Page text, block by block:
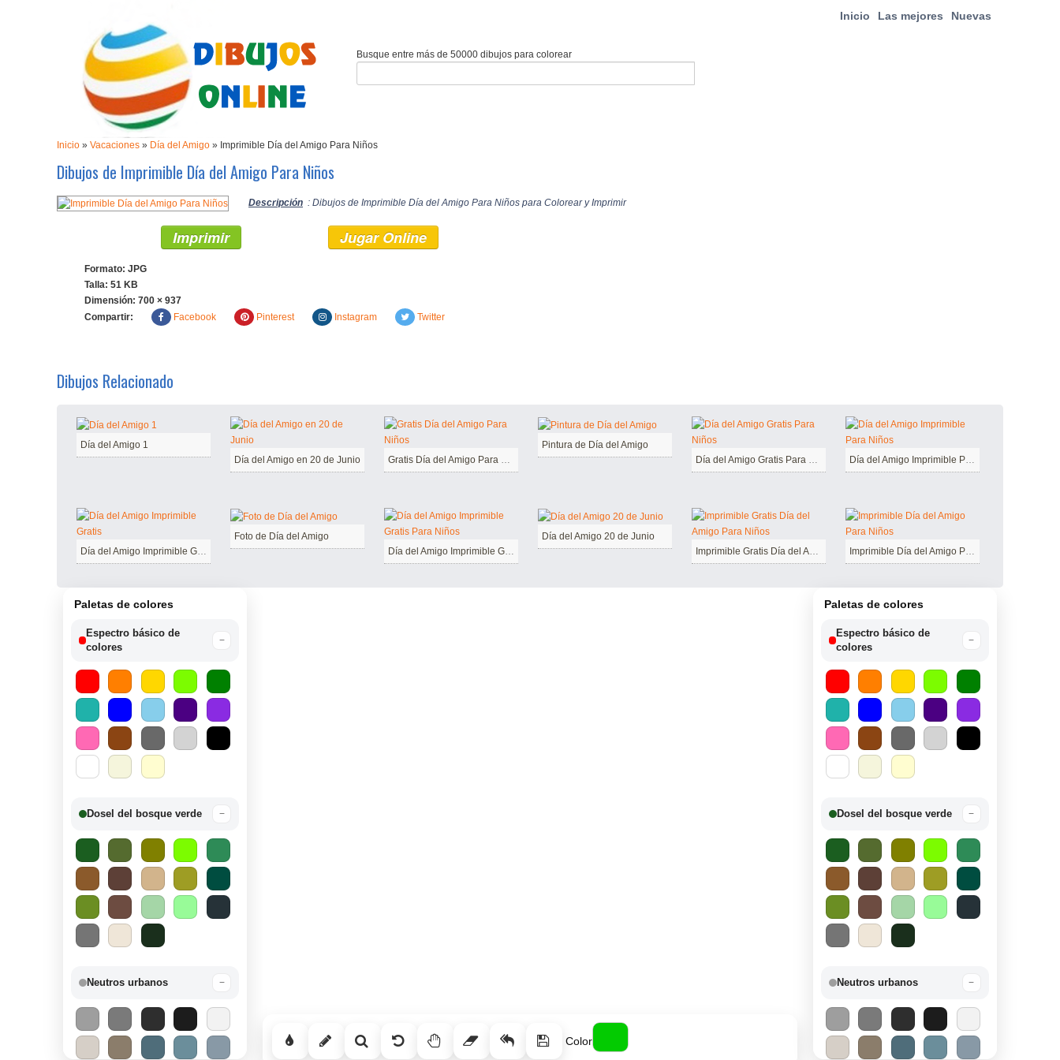
Inicio Las mejores Nuevas
Busque entre más de 50000 dibujos para colorear
Inicio » Vacaciones » Día del Amigo » Imprimible Día del Amigo Para Niños
Dibujos de Imprimible Día del Amigo Para Niños
Descripción : Dibujos de Imprimible Día del Amigo Para Niños para Colorear y Imprimir
Imprimir Jugar Online
Formato: JPG
Talla: 51 KB
Dimensión: 700 × 937
Compartir:
Facebook Pinterest Instagram Twitter
Dibujos Relacionado
Día del Amigo 1
Día del Amigo en 20 de Junio
Gratis Día del Amigo Para Niños
Pintura de Día del Amigo
Día del Amigo Gratis Para Niños
Día del Amigo Imprimible Para Niños
Día del Amigo Imprimible Gratis
Foto de Día del Amigo
Día del Amigo Imprimible Gratis Para Niños
Día del Amigo 20 de Junio
Imprimible Gratis Día del Amigo Para Niños
Imprimible Día del Amigo Para Niños
Paletas de colores
Espectro básico de
colores
−
Dosel del bosque verde −
Neutros urbanos −
Color
Paletas de colores
Espectro básico de
colores
−
Dosel del bosque verde −
Neutros urbanos −